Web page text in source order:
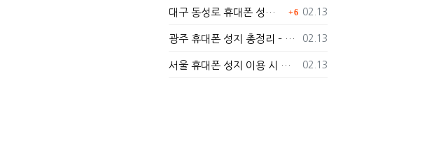
등록일
02.13
대구 동성로 휴대폰 성지 총정리 – 최저가 스마트폰 구매 가이드 6
등록일
02.13
광주 휴대폰 성지 총정리 – 지역별 최저가 구매 가이드
등록일
02.13
서울 휴대폰 성지 이용 시 꼭 알아야 할 주의사항!